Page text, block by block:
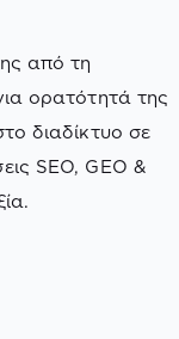
από τη
ορατότητά της
διαδίκτυο σε
SEO, GEO &